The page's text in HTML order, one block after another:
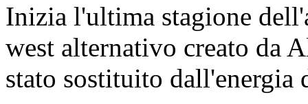
Inizia l'ultima stagione
west alternativo creato da
stato sostituito dall'energia